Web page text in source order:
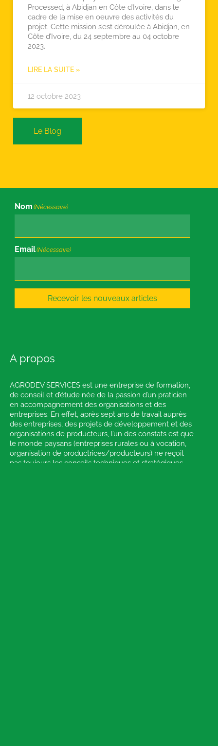
Processed, à Abidjan en Côte d’Ivoire, dans le
cadre de la mise en oeuvre des activités du
projet. Cette mission s’est déroulée à Abidjan, en
Côte d’Ivoire, du 24 septembre au 04 octobre
2023.
LIRE LA SUITE »
12 octobre 2023
Le Blog
Nom (Nécessaire)
Email(Nécessaire)
Recevoir les nouveaux articles
A propos
AGRODEV SERVICES est une entreprise de formation,
de conseil et d’étude née de la passion d’un praticien
en accompagnement des organisations et des
entreprises. En effet, après sept ans de travail auprès
des entreprises, des projets de développement et des
organisations de producteurs, l’un des constats est que
le monde paysans (entreprises rurales ou à vocation,
organisation de productrices/producteurs) ne reçoit
pas toujours les conseils techniques et stratégiques